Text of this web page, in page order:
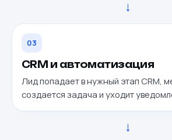
→
03
CRM и автоматизация
Лид попадает в нужный этап CRM,
создается задача и уходит
→